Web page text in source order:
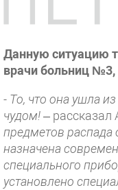
Данную ситуацию
врачи больниц №3,
- То, что она ушла
чудом! – рассказал
предметов
назначена
специального
установлено